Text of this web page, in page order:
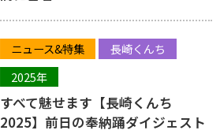
ニュース&特集
長崎くんち
2025年
すべて魅せます【長崎くんち
2025】前日の奉納踊ダイジェスト